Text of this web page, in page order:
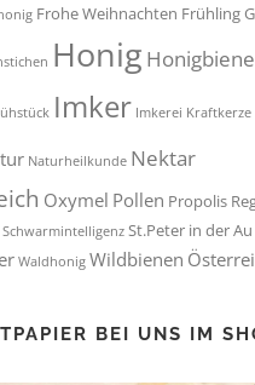
Frohe Weihnachten Frühling
Honig Honigbiene
Imker Imkerei Kraftkerze
Naturheilkunde Nektar
Oxymel Pollen Propolis
Schwarmintelligenz St.Peter in der Au
Waldhonig Wildbienen
BEI UNS IM